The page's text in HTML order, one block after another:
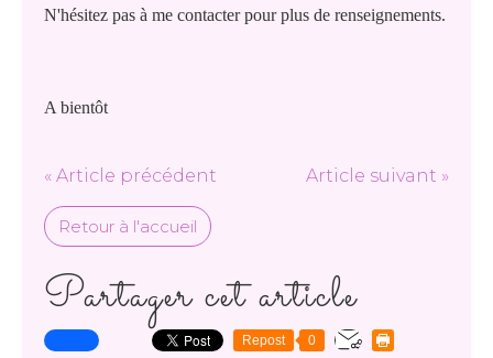
N'hésitez pas à me contacter pour plus de renseignements.
A bientôt
« Article précédent Article suivant »
Retour à l'accueil
Partager cet article
Repost 0